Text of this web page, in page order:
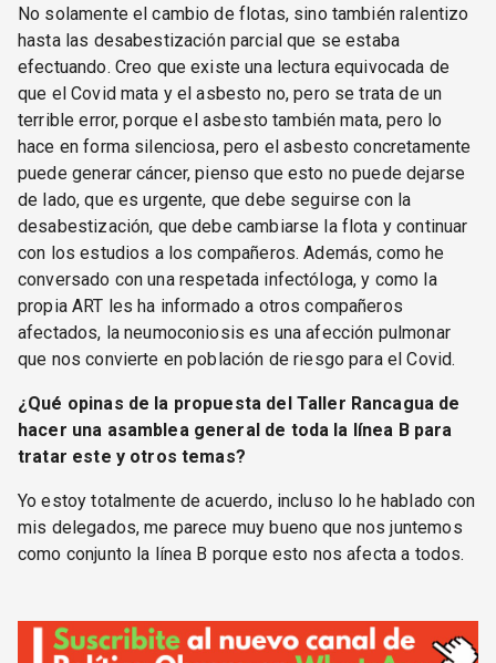
No solamente el cambio de flotas, sino también ralentizo
hasta las desabestización parcial que se estaba
efectuando. Creo que existe una lectura equivocada de
que el Covid mata y el asbesto no, pero se trata de un
terrible error, porque el asbesto también mata, pero lo
hace en forma silenciosa, pero el asbesto concretamente
puede generar cáncer, pienso que esto no puede dejarse
de lado, que es urgente, que debe seguirse con la
desabestización, que debe cambiarse la flota y continuar
con los estudios a los compañeros. Además, como he
conversado con una respetada infectóloga, y como la
propia ART les ha informado a otros compañeros
afectados, la neumoconiosis es una afección pulmonar
que nos convierte en población de riesgo para el Covid.
¿Qué opinas de la propuesta del Taller Rancagua de
hacer una asamblea general de toda la línea B para
tratar este y otros temas?
Yo estoy totalmente de acuerdo, incluso lo he hablado con
mis delegados, me parece muy bueno que nos juntemos
como conjunto la línea B porque esto nos afecta a todos.